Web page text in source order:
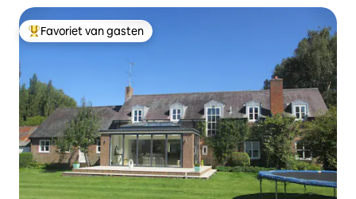
Topfavoriet van gasten
Favoriet van gasten